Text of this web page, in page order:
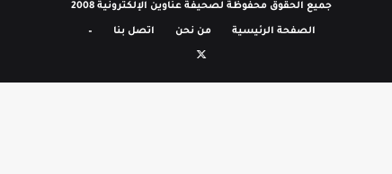
جميع الحقوق محفوظة لصحيفة عناوين الإلكترونية 2008
الصفحة الرئيسية من نحن اتصل بنا –